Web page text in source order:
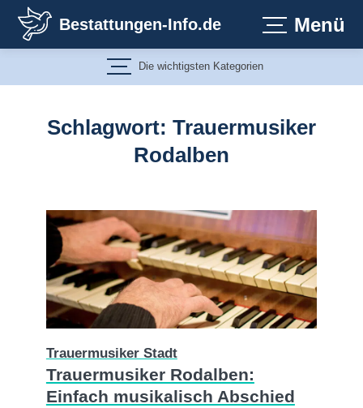
Inhalt
springen
Bestattungen-Info.de Menü
Die wichtigsten Kategorien
Schlagwort: Trauermusiker
Rodalben
Trauermusiker Stadt
Trauermusiker Rodalben:
Einfach musikalisch Abschied